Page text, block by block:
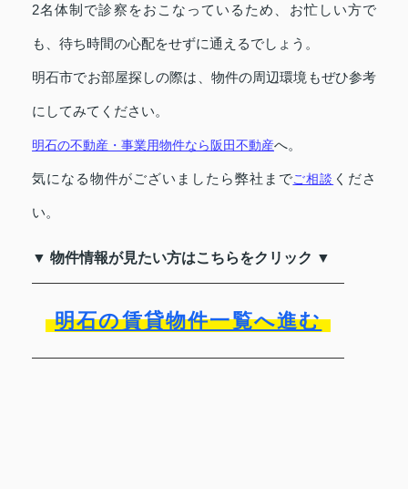
2名体制で診察をおこなっているため、お忙しい方で
も、待ち時間の心配をせずに通えるでしょう。
明石市でお部屋探しの際は、物件の周辺環境もぜひ参考
にしてみてください。
明石の不動産・事業用物件なら阪田不動産へ。
気になる物件がございましたら弊社までご相談 くださ
い。
▼ 物件情報が見たい方はこちらをクリック ▼
明石の賃貸物件一覧へ進む